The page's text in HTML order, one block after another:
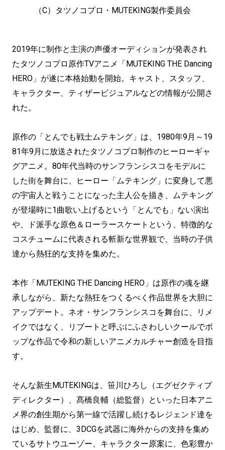
（C）タツノコプロ・MUTEKING製作委員会
2019年に制作と主演の声優オーディションが発表され
たタツノコプロ原作TVアニメ「MUTEKING THE Dancing
HERO」が遂に本格始動を開始。キャスト、スタッフ、
キャラクター、ティザービジュアルなどの情報が公開さ
れた。
原作の「とんでも戦士ムテキング」は、1980年9月～19
81年9月に放送されたタツノコプロ制作のヒーローギャ
グアニメ。80年代当時のサンフランシスコをモデルに
した街を舞台に、ヒーロー「ムテキング」に変身して悪
の宇宙人と戦うことになった主人公を描き、ムテキング
が登場時に1曲歌い上げるという「とんでも」ない演出
や、ド派手な原色＆ローラースケートという、特徴的な
コスチュームに代表される斬新な世界観で、当時の子供
達から熱狂的な支持を集めた。
本作「MUTEKING THE Dancing HERO」は原作の魂を継
承しながら、新たな熱狂をつくるべく作品世界を大胆に
アップデート。ネオ・サンフランシスコを舞台に、リメ
イクではなく、リブートと呼ぶにふさわしいクールでポ
ップな作品で令和の新しいアニメカルチャー創造を目指
す。
そんな新生MUTEKINGは、笹川ひろし（エグゼクティブ
ディレクター）、髙橋良輔（総監督）といった日本アニ
メ界の創生期から第一線で活躍し続けるレジェンド達を
はじめ、監督に、3DCGを武器に海外からの支持を集め
ているサトウユーゾー、キャラクター原案に、色彩豊か